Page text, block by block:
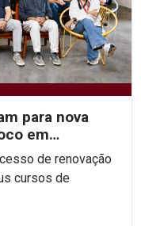
para nova
em
de renovação
cursos de